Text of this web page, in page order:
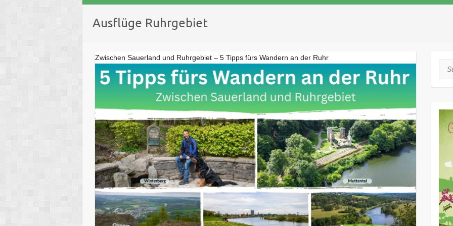
Ausflüge Ruhrgebiet
Zwischen Sauerland und Ruhrgebiet – 5 Tipps fürs Wandern an der Ruhr